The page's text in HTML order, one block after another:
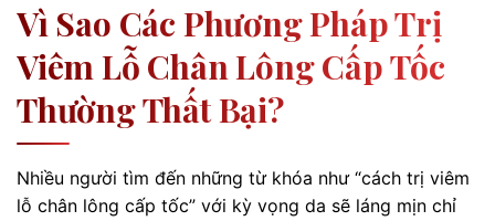
Vì Sao Các Phương Pháp Trị
Viêm Lỗ Chân Lông Cấp Tốc
Thường Thất Bại?
Nhiều người tìm đến những từ khóa như “cách trị viêm
lỗ chân lông cấp tốc” với kỳ vọng da sẽ láng mịn chỉ